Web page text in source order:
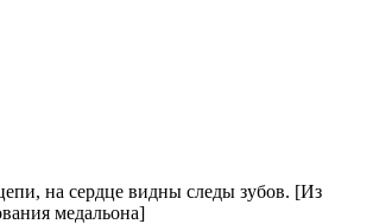
на сердце видны следы зубов. [Из
медальона]